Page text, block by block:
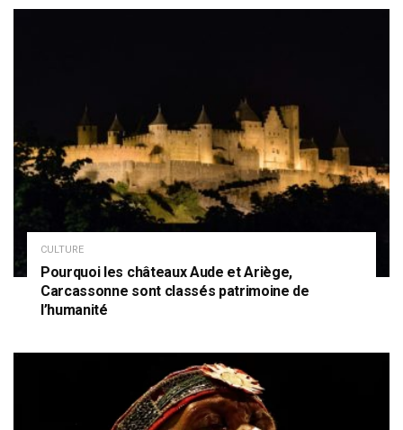
CULTURE
Pourquoi les châteaux Aude et Ariège,
Carcassonne sont classés patrimoine de
l’humanité